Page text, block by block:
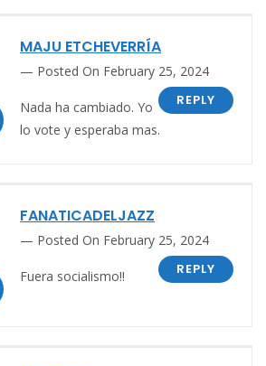
MAJU ETCHEVERRÍA
Posted On February 25, 2024
REPLY
Nada ha cambiado. Yo
lo vote y esperaba mas.
FANATICADELJAZZ
Posted On February 25, 2024
REPLY
Fuera socialismo!!